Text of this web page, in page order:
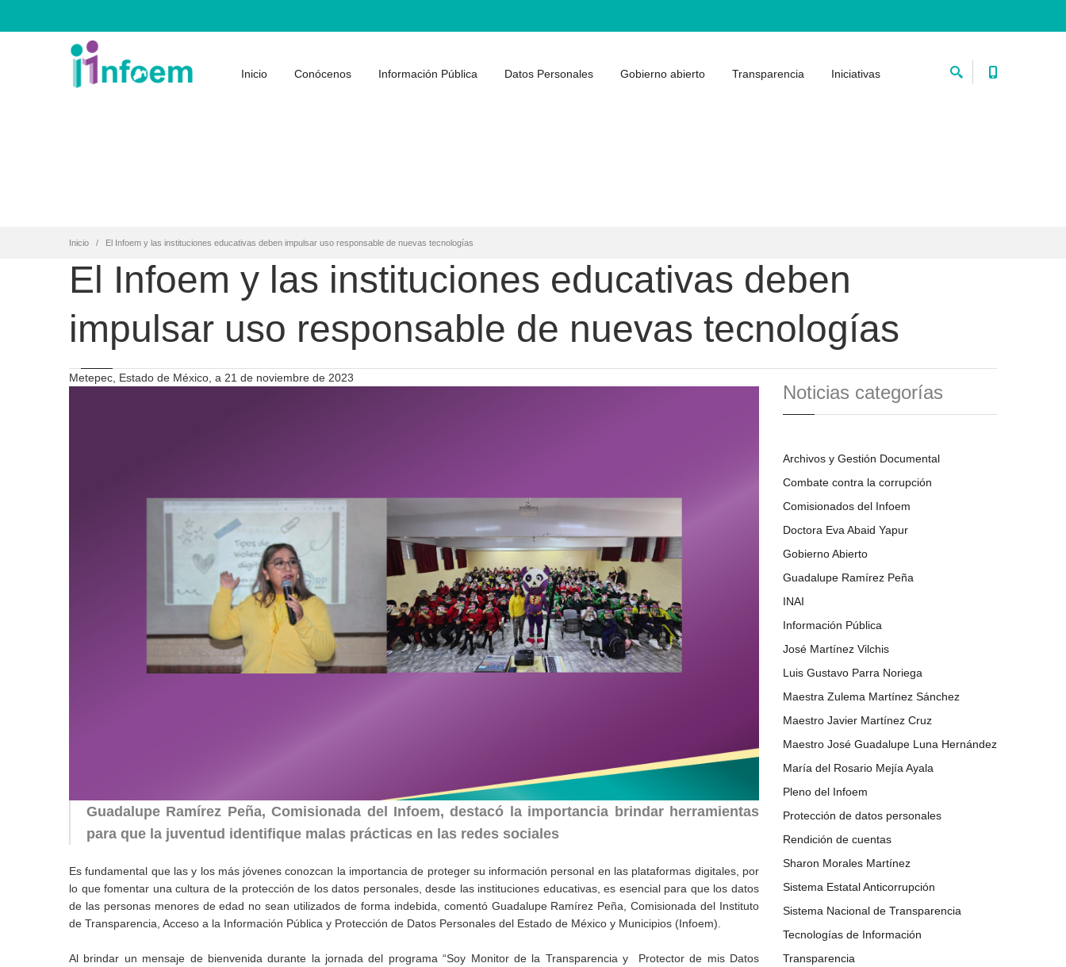
Inicio Conócenos Información Pública Datos Personales Gobierno abierto Transparencia Iniciativas
Inicio El Infoem y las instituciones educativas deben impulsar uso responsable de nuevas tecnologías
El Infoem y las instituciones educativas deben
impulsar uso responsable de nuevas tecnologías
Metepec, Estado de México, a 21 de noviembre de 2023
Guadalupe Ramírez Peña, Comisionada del Infoem, destacó la importancia brindar herramientas
para que la juventud identifique malas prácticas en las redes sociales
Es fundamental que las y los más jóvenes conozcan la importancia de proteger su información personal en las plataformas digitales, por
lo que fomentar una cultura de la protección de los datos personales, desde las instituciones educativas, es esencial para que los datos
de las personas menores de edad no sean utilizados de forma indebida, comentó Guadalupe Ramírez Peña, Comisionada del Instituto
de Transparencia, Acceso a la Información Pública y Protección de Datos Personales del Estado de México y Municipios (Infoem).
Al brindar un mensaje de bienvenida durante la jornada del programa “Soy Monitor de la Transparencia y Protector de mis Datos
Noticias categorías
Archivos y Gestión Documental
Combate contra la corrupción
Comisionados del Infoem
Doctora Eva Abaid Yapur
Gobierno Abierto
Guadalupe Ramírez Peña
INAI
Información Pública
José Martínez Vilchis
Luis Gustavo Parra Noriega
Maestra Zulema Martínez Sánchez
Maestro Javier Martínez Cruz
Maestro José Guadalupe Luna Hernández
María del Rosario Mejía Ayala
Pleno del Infoem
Protección de datos personales
Rendición de cuentas
Sharon Morales Martínez
Sistema Estatal Anticorrupción
Sistema Nacional de Transparencia
Tecnologías de Información
Transparencia